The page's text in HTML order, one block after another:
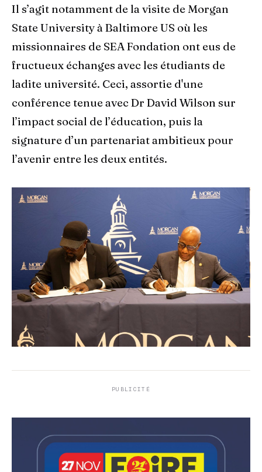
Il s’agit notamment de la visite de Morgan
State University à Baltimore US où les
missionnaires de SEA Fondation ont eus de
fructueux échanges avec les étudiants de
ladite université. Ceci, assortie d'une
conférence tenue avec Dr David Wilson sur
l’impact social de l’éducation, puis la
signature d’un partenariat ambitieux pour
l’avenir entre les deux entités.
PUBLICITÉ